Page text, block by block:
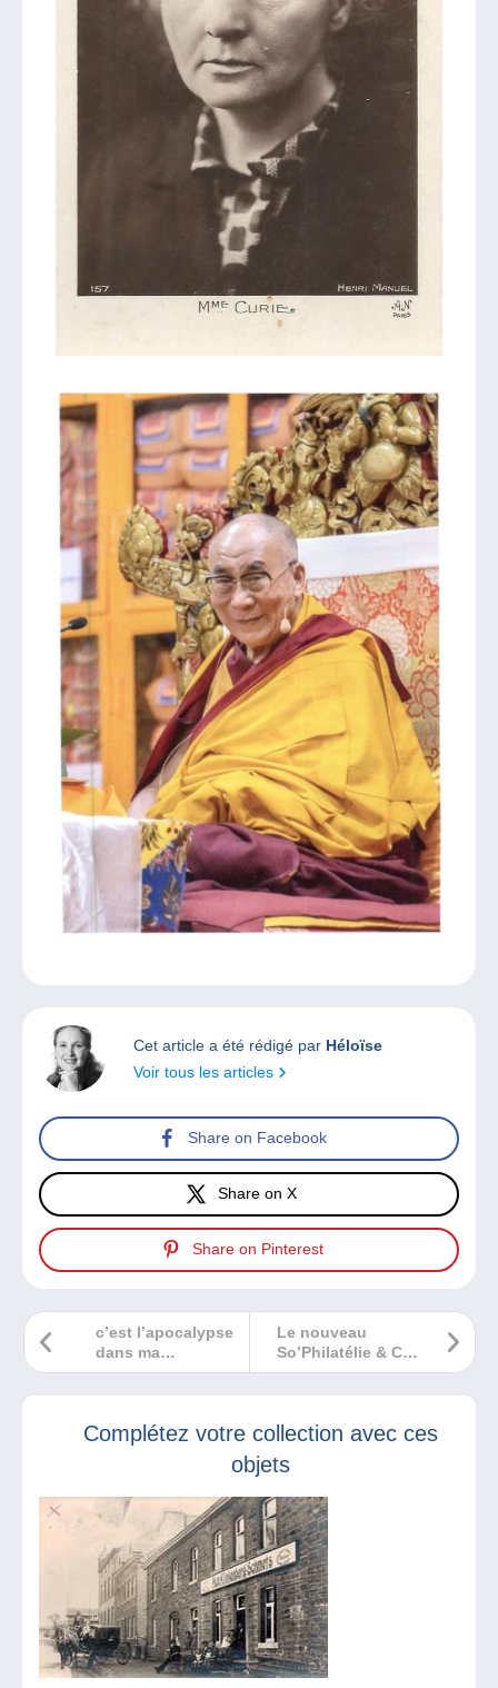
Cet article a été rédigé par Héloïse
Voir tous les articles
Share on Facebook
Share on X
Share on Pinterest
Le nouveau
So’Philatélie & Co
sort le 23 janvier
c’est l’apocalypse
dans ma
chronique BD !
Complétez votre collection avec ces
objets